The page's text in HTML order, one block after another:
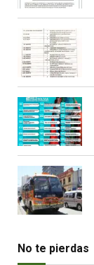
No te pierdas